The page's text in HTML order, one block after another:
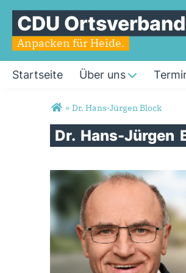
CDU
Anpacken für Heide.
Startseite Über uns
Sie sind hier
» Dr. Hans-Jürgen Block
Dr. Hans-Jürgen